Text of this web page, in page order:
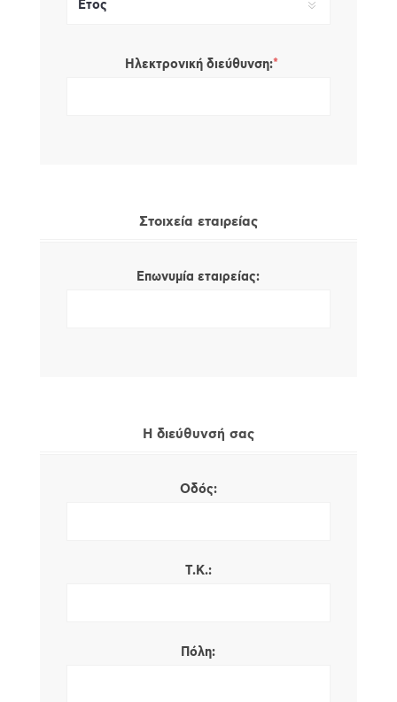
Ηλεκτρονική διεύθυνση:*
Στοιχεία εταιρείας
Επωνυμία εταιρείας:
Η διεύθυνσή σας
Οδός:
Τ.Κ.:
Πόλη: